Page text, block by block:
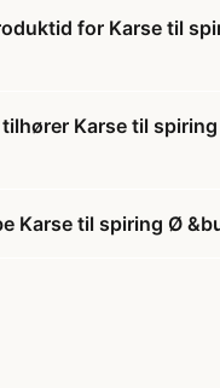
for Karse til
Karse til
Karse til spiring Ø